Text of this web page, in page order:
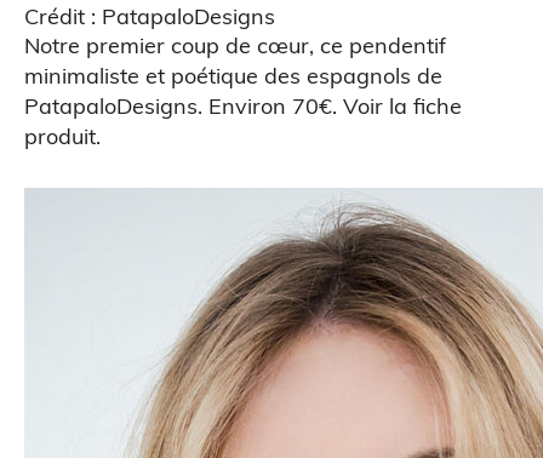
Scanner 3D
Crédit : PatapaloDesigns
Notre premier coup de cœur, ce pendentif
minimaliste et poétique des espagnols de
PatapaloDesigns. Environ 70€. Voir la fiche
produit.